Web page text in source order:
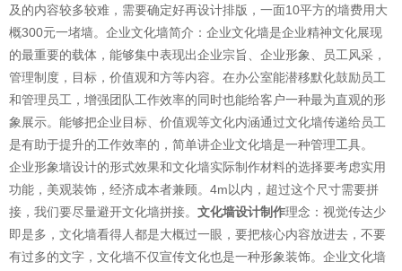
及的内容较多较难，需要确定好再设计排版，一面10平方的墙费用大
概300元一堵墙。企业文化墙简介：企业文化墙是企业精神文化展现
的最重要的载体，能够集中表现出企业宗旨、企业形象、员工风采，
管理制度，目标，价值观和方等内容。在办公室能潜移默化鼓励员工
和管理员工，增强团队工作效率的同时也能给客户一种最为直观的形
象展示。能够把企业目标、价值观等文化内涵通过文化墙传递给员工
是有助于提升的工作效率的，简单讲企业文化墙是一种管理工具。
企业形象墙设计的形式效果和文化墙实际制作材料的选择要考虑实用
功能，美观装饰，经济成本者兼顾。4m以内，超过这个尺寸需要拼
接，我们要尽量避开文化墙拼接。 文化墙设计制作理念：视觉传达少
即是多，文化墙看得人都是大概过一眼，要把核心内容放进去，不要
有过多的文字，文化墙不仅宣传文化也是一种形象装饰。企业文化墙